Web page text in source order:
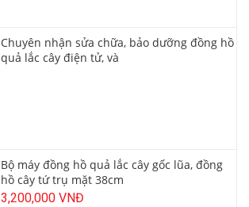
Chuyên nhận sửa chữa, bảo dưỡng đồng hồ
quả lắc cây điện tử, và
Bộ máy đồng hồ quả lắc cây gốc lũa, đồng
hồ cây tứ trụ mặt 38cm
3,200,000 VNĐ